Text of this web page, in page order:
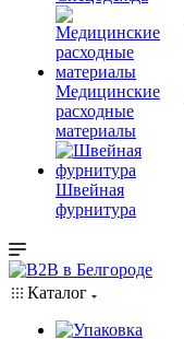
Медицинские
расходные
материалы
Швейная
фурнитура
Каталог